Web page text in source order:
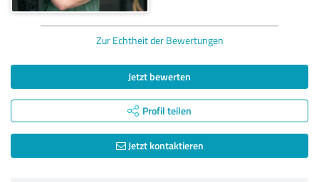
Zur Echtheit der Bewertungen
Jetzt bewerten
Profil teilen
Jetzt kontaktieren